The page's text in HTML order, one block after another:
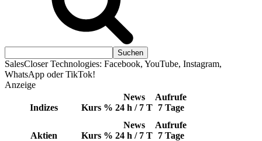
SalesCloser Technologies: Facebook, YouTube, Instagram,
WhatsApp oder TikTok!
Anzeige
Indizes Kurs %
News
24 h / 7 T
Aufrufe
7 Tage
Aktien Kurs %
News
24 h / 7 T
Aufrufe
7 Tage